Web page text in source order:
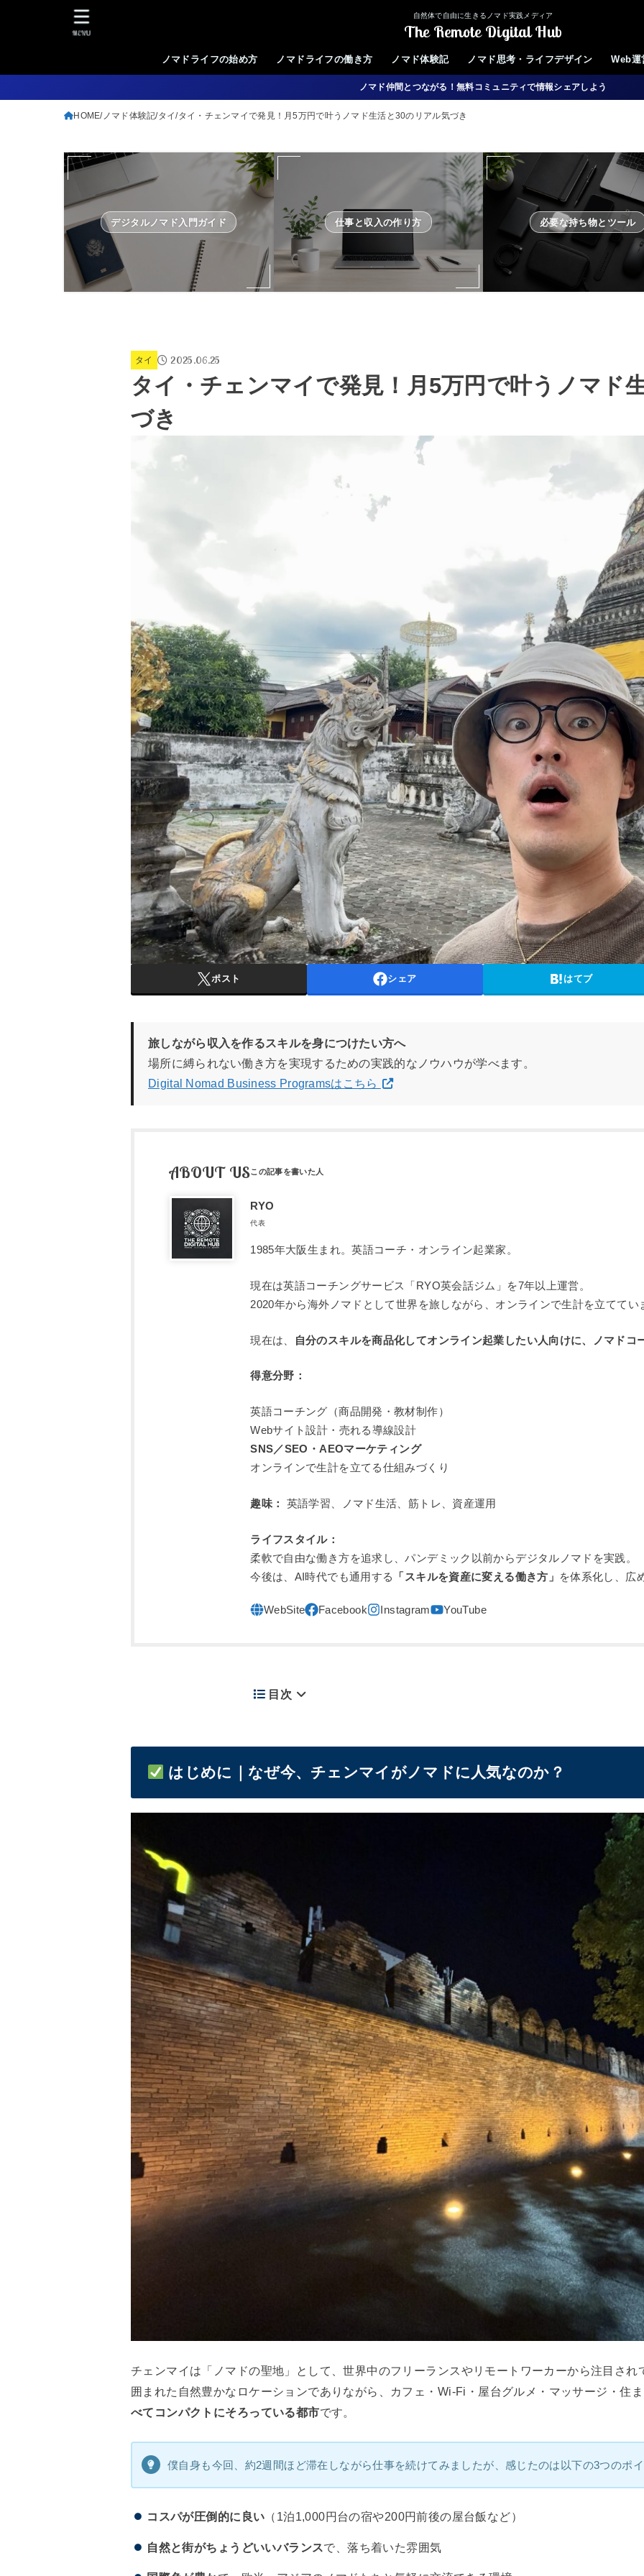
自然体で自由に生きるノマド実践メディア
The Remote Digital Hub
ノマドライフの始め方 ノマドライフの働き方 ノマド体験記 ノマド思考・ライフデザイン Web運
MENU
ノマド仲間とつながる！無料コミュニティで情報シェアしよう
HOME ノマド体験記 タイ タイ・チェンマイで発見！月5万円で叶うノマド生活と30のリアル気づき
デジタルノマド入門ガイド 仕事と収入の作り方 必要な持ち物とツール
タイ 2025.06.25
タイ・チェンマイで発見！月5万円で叶うノマド
づき
ポスト シェア はてブ
旅しながら収入を作るスキルを身につけたい方へ
場所に縛られない働き方を実現するための実践的なノウハウが学べます。
Digital Nomad Business Programsはこちら
ABOUT US
RYO
代表
1985年大阪生まれ。英語コーチ・オンライン起業家。
現在は英語コーチングサービス「RYO英会話ジム」を7年以上運営。
2020年から海外ノマドとして世界を旅しながら、オンラインで生計を立ててい
現在は、 自分のスキルを商品化してオンライン起業したい人向けに、ノマドコ
得意分野：
英語コーチング（商品開発・教材制作）
Webサイト設計・売れる導線設計
SNS／SEO・AEOマーケティング
オンラインで生計を立てる仕組みづくり
趣味： 英語学習、ノマド生活、筋トレ、資産運用
ライフスタイル：
柔軟で自由な働き方を追求し、パンデミック以前からデジタルノマドを実践。
今後は、AI時代でも通用する
「スキルを資産に変える働き方」 を体系化し、広
目次
はじめに｜なぜ今、チェンマイがノマドに人気なのか？
チェンマイは「ノマドの聖地」として、世界中のフリーランスやリモートワーカーから注目さ
囲まれた自然豊かなロケーションでありながら、カフェ・Wi-Fi・屋台グルメ・マッサージ・住
べてコンパクトにそろっている都市です。
僕自身も今回、約2週間ほど滞在しながら仕事を続けてみましたが、感じたのは以下の3つのポ
コスパが圧倒的に良い （1泊1,000円台の宿や200円前後の屋台飯など）
自然と街がちょうどいいバランスで、落ち着いた雰囲気